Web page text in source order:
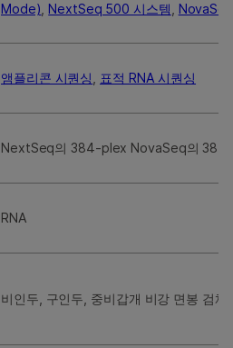
Mode) ,NextSeq 500 시스템
앰플리콘 시퀀싱 표적 RNA 시퀀싱
NextSeq의 384-plex NovaSeq의
RNA
비인두, 구인두, 중비갑개 비강 면봉 검체